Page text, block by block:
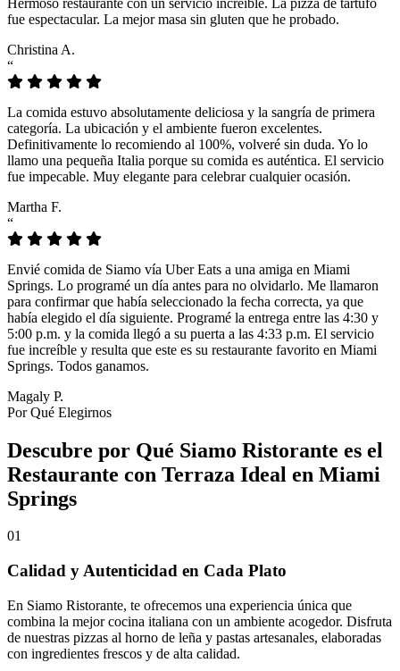
fue espectacular. La mejor masa sin gluten que he probado.
Christina A.
“
La comida estuvo absolutamente deliciosa y la sangría de primera
categoría. La ubicación y el ambiente fueron excelentes.
Definitivamente lo recomiendo al 100%, volveré sin duda. Yo lo
llamo una pequeña Italia porque su comida es auténtica. El servicio
fue impecable. Muy elegante para celebrar cualquier ocasión.
Martha F.
“
Envié comida de Siamo vía Uber Eats a una amiga en Miami
Springs. Lo programé un día antes para no olvidarlo. Me llamaron
para confirmar que había seleccionado la fecha correcta, ya que
había elegido el día siguiente. Programé la entrega entre las 4:30 y
5:00 p.m. y la comida llegó a su puerta a las 4:33 p.m. El servicio
fue increíble y resulta que este es su restaurante favorito en Miami
Springs. Todos ganamos.
Magaly P.
Por Qué Elegirnos
Descubre por Qué Siamo Ristorante es el
Restaurante con Terraza Ideal en Miami
Springs
01
Calidad y Autenticidad en Cada Plato
En Siamo Ristorante, te ofrecemos una experiencia única que
combina la mejor cocina italiana con un ambiente acogedor. Disfruta
de nuestras pizzas al horno de leña y pastas artesanales, elaboradas
con ingredientes frescos y de alta calidad.